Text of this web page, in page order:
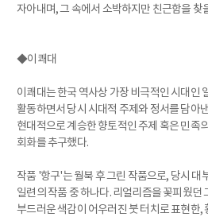
자아내며, 그 속에서 소박하지만 친근함을 찾
◆이쾌대
이쾌대는 한국 역사상 가장 비극적인 시대인
활동하면서 당시 시대적 주제와 정서를 담아
현대적으로 계승한 향토적인 주제 혹은 민족
회화를 추구했다.
작품 '항구'는 월북 후 그린 작품으로, 당시 대
일련의 작품 중 하나다. 리얼리즘을 꽃피웠던
부드러운 색감이 어우러진 붓 터치로 표현한,